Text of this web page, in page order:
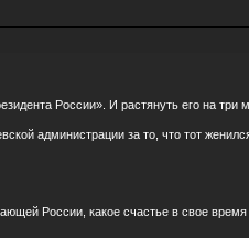
России». И растянуть его на три
администрации за то, что тот
России, какое счастье в свое время